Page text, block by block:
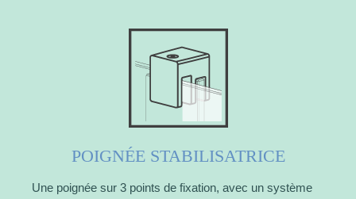
POIGNÉE STABILISATRICE
Une poignée sur 3 points de fixation, avec un système